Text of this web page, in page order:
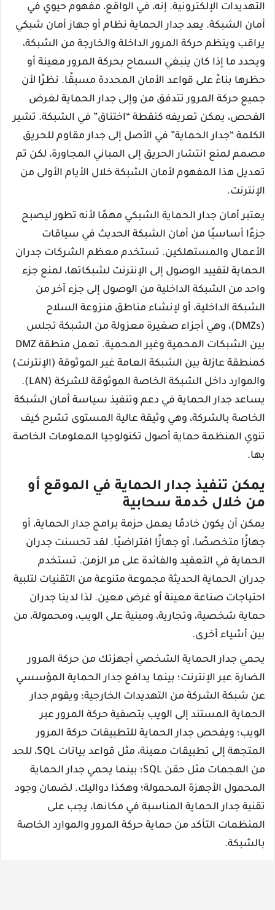
التهديدات الإلكترونية. إنه، في الواقع، مفهوم حيوي في
أمان الشبكة. يعد جدار الحماية نظام أو جهاز أمان شبكي
يراقب وينظم حركة المرور الداخلة والخارجة من الشبكة،
ويحدد ما إذا كان ينبغي السماح بحركة المرور معينة أو
حظرها بناءً على قواعد الأمان المحددة مسبقًا. نظرًا لأن
جميع حركة المرور تتدفق من وإلى جدار الحماية لغرض
الفحص، يمكن تعريفه كنقطة “اختناق” في الشبكة. تشير
الكلمة “جدار الحماية” في الأصل إلى جدار مقاوم للحريق
مصمم لمنع انتشار الحريق إلى المباني المجاورة، لكن تم
تعديل هذا المفهوم لأمان الشبكة خلال الأيام الأولى من
الإنترنت.
يعتبر أمان جدار الحماية الشبكي مهمًا لأنه تطور ليصبح
جزءًا أساسيًا من أمان الشبكة الحديث في سياقات
الأعمال والمستهلكين. تستخدم معظم الشركات جدران
الحماية لتقييد الوصول إلى الإنترنت لشبكاتها، لمنع جزء
واحد من الشبكة الداخلية من الوصول إلى جزء آخر من
الشبكة الداخلية، أو لإنشاء مناطق منزوعة السلاح
(DMZs)، وهي أجزاء صغيرة معزولة من الشبكة تجلس
بين الشبكات المحمية وغير المحمية. تعمل منطقة DMZ
كمنطقة عازلة بين الشبكة العامة غير الموثوقة (الإنترنت)
والموارد داخل الشبكة الخاصة الموثوقة للشركة (LAN).
يساعد جدار الحماية في دعم وتنفيذ سياسة أمان الشبكة
الخاصة بالشركة، وهي وثيقة عالية المستوى تشرح كيف
تنوي المنظمة حماية أصول تكنولوجيا المعلومات الخاصة
بها.
يمكن تنفيذ جدار الحماية في الموقع أو
من خلال خدمة سحابية
يمكن أن يكون خادمًا يعمل حزمة برامج جدار الحماية، أو
جهازًا متخصصًا، أو جهازًا افتراضيًا. لقد تحسنت جدران
الحماية في التعقيد والفائدة على مر الزمن. تستخدم
جدران الحماية الحديثة مجموعة متنوعة من التقنيات لتلبية
احتياجات صناعة معينة أو غرض معين. لذا لدينا جدران
حماية شخصية، وتجارية، ومبنية على الويب، ومحمولة، من
بين أشياء أخرى.
يحمي جدار الحماية الشخصي أجهزتك من حركة المرور
الضارة عبر الإنترنت؛ بينما يدافع جدار الحماية المؤسسي
عن شبكة الشركة من التهديدات الخارجية؛ ويقوم جدار
الحماية المستند إلى الويب بتصفية حركة المرور عبر
الويب؛ ويفحص جدار الحماية للتطبيقات حركة المرور
المتجهة إلى تطبيقات معينة، مثل قواعد بيانات SQL، للحد
من الهجمات مثل حقن SQL؛ بينما يحمي جدار الحماية
المحمول الأجهزة المحمولة؛ وهكذا دواليك. لضمان وجود
تقنية جدار الحماية المناسبة في مكانها، يجب على
المنظمات التأكد من حماية حركة المرور والموارد الخاصة
بالشبكة.